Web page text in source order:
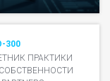
300
ПРАКТИКИ